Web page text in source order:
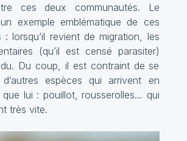
ces deux communautés. Le
exemple emblématique de ces
: lorsqu’il revient de migration, les
(qu’il est censé parasiter)
Du coup, il est contraint de se
espèces qui arrivent en
que lui : pouillot, rousserolles… qui
très vite.